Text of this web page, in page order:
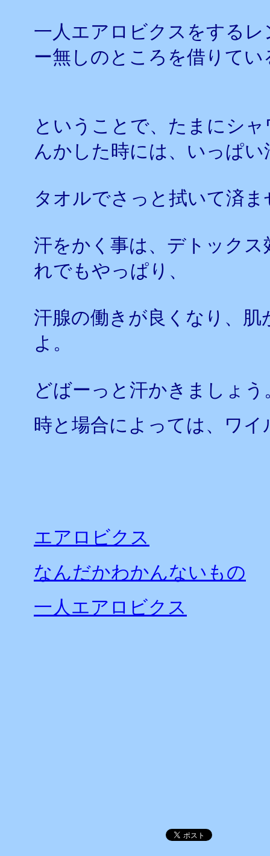
一人エアロビクスをする
ー無しのところを借りて
ということで、たまにシ
んかした時には、いっぱ
タオルでさっと拭いて済
汗をかく事は、デトック
れでもやっぱり、
汗腺の働きが良くなり、
よ。
どばーっと汗かきましょ
時と場合によっては、ワ
エアロビクス
なんだかわかんないもの
一人エアロビクス